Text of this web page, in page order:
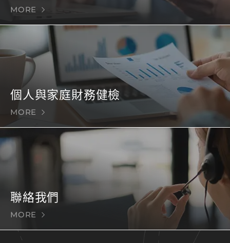
MORE
個人與家庭財務健檢
MORE
聯絡我們
MORE